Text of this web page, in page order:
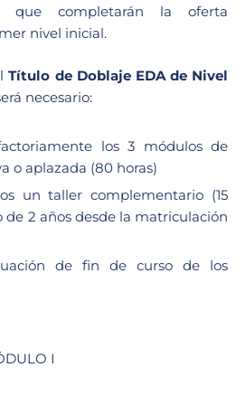
que completarán la oferta
nivel inicial.
Título de Doblaje EDA de Nivel
necesario:
los 3 módulos de
o aplazada (80 horas)
un taller complementario (15
de 2 años desde la matriculación
de fin de curso de los
I